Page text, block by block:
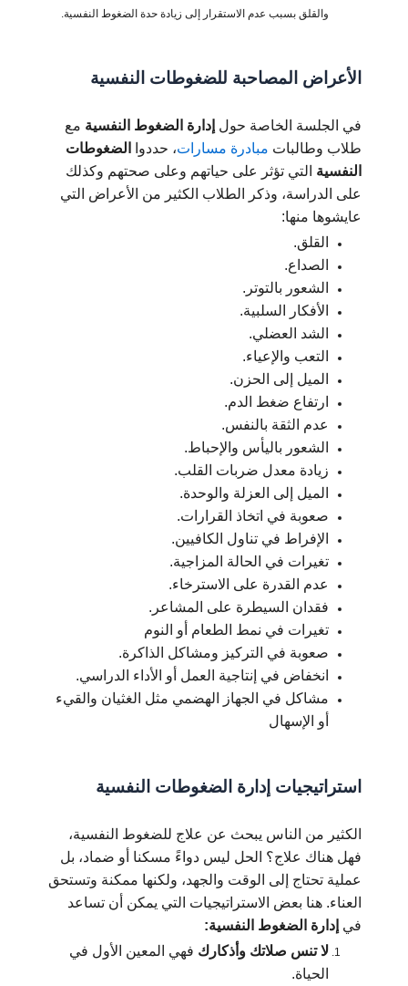
والقلق بسبب عدم الاستقرار إلى زيادة حدة الضغوط النفسية.
الأعراض المصاحبة للضغوطات النفسية
في الجلسة الخاصة حول إدارة الضغوط النفسية مع
طلاب وطالبات مبادرة مسارات، حددوا
الضغوطات
النفسية التي تؤثر على حياتهم وعلى صحتهم وكذلك
على الدراسة، وذكر الطلاب الكثير من الأعراض التي
عايشوها منها:
القلق.
الصداع.
الشعور بالتوتر.
الأفكار السلبية.
الشد العضلي.
التعب والإعياء.
الميل إلى الحزن.
ارتفاع ضغط الدم.
عدم الثقة بالنفس.
الشعور باليأس والإحباط.
زيادة معدل ضربات القلب.
الميل إلى العزلة والوحدة.
صعوبة في اتخاذ القرارات.
الإفراط في تناول الكافيين.
تغيرات في الحالة المزاجية.
عدم القدرة على الاسترخاء.
فقدان السيطرة على المشاعر.
تغيرات في نمط الطعام أو النوم
صعوبة في التركيز ومشاكل الذاكرة.
انخفاض في إنتاجية العمل أو الأداء الدراسي.
مشاكل في الجهاز الهضمي مثل الغثيان والقيء
أو الإسهال
استراتيجيات إدارة الضغوطات النفسية
الكثير من الناس يبحث عن علاج للضغوط النفسية،
فهل هناك علاج؟ الحل ليس دواءً مسكنا أو ضماد، بل
عملية تحتاج إلى الوقت والجهد، ولكنها ممكنة وتستحق
العناء. هنا بعض الاستراتيجيات التي يمكن أن تساعد
في إدارة الضغوط النفسية:
لا تنس صلاتك وأذكارك فهي المعين الأول في
الحياة.